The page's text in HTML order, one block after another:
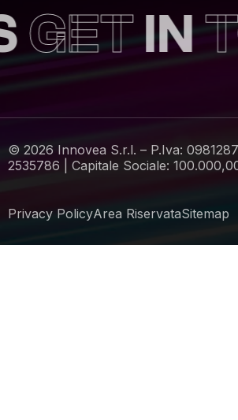
IN
© 2026 Innovea S.r.l. – P.Iva:
2535786 | Capitale Sociale:
Privacy PolicyArea RiservataSitemap